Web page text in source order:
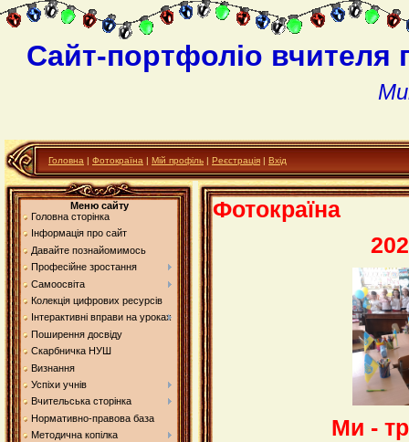
Сайт-портфоліо вчителя
Головна | Фотокраїна | Мій профіль | Реєстрація | Вхід
Меню сайту
Головна сторінка
Інформація про сайт
Давайте познайомимось
Професійне зростання
Самоосвіта
Колекція цифрових ресурсів
Інтерактивні вправи на уроках
Поширення досвіду
Скарбничка НУШ
Визнання
Успіхи учнів
Вчительська сторінка
Нормативно-правова база
Методична копілка
Фотокраїна
Ми -